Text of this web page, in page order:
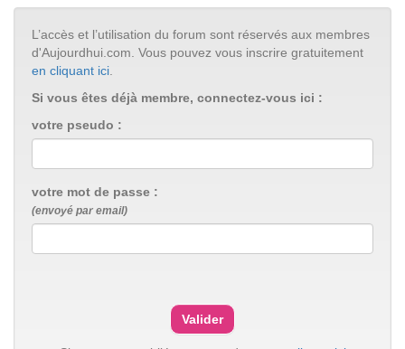
L’accès et l’utilisation du forum sont réservés aux membres
d'Aujourdhui.com. Vous pouvez vous inscrire gratuitement
en cliquant ici.
Si vous êtes déjà membre, connectez-vous ici :
votre pseudo :
votre mot de passe :
(envoyé par email)